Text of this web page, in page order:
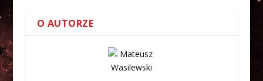
O AUTORZE